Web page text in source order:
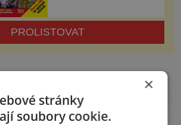
PROLISTOVAT
×
stránky
soubory cookie.